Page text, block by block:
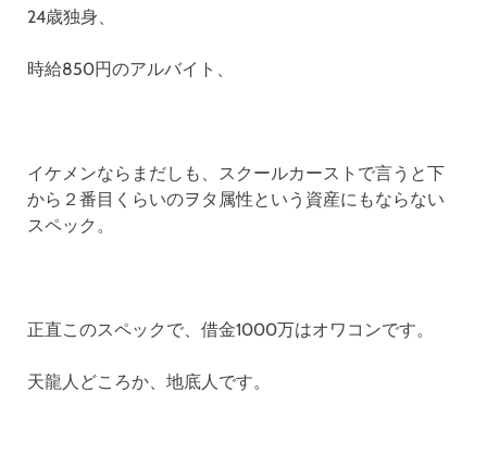
24歳独身、
時給850円のアルバイト、
イケメンならまだしも、スクールカーストで言うと下
から２番目くらいのヲタ属性という資産にもならない
スペック。
正直このスペックで、借金1000万はオワコンです。
天龍人どころか、地底人です。